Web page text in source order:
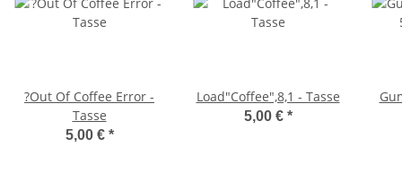
?Out Of Coffee Error -
Tasse
5,00 € *
Load"Coffee",8,1 - Tasse
5,00 € *